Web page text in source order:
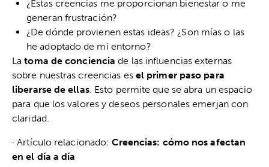
¿Estas creencias me proporcionan bienestar o me
generan frustración?
¿De dónde provienen estas ideas? ¿Son mías o las
he adoptado de mi entorno?
Latoma de conciencia de las influencias externas
sobre nuestras creencias es el primer paso para
liberarse de ellas. Esto permite que se abra un espacio
para que los valores y deseos personales emerjan con
claridad.
· Artículo relacionado:Creencias: cómo nos afectan
en el día a día